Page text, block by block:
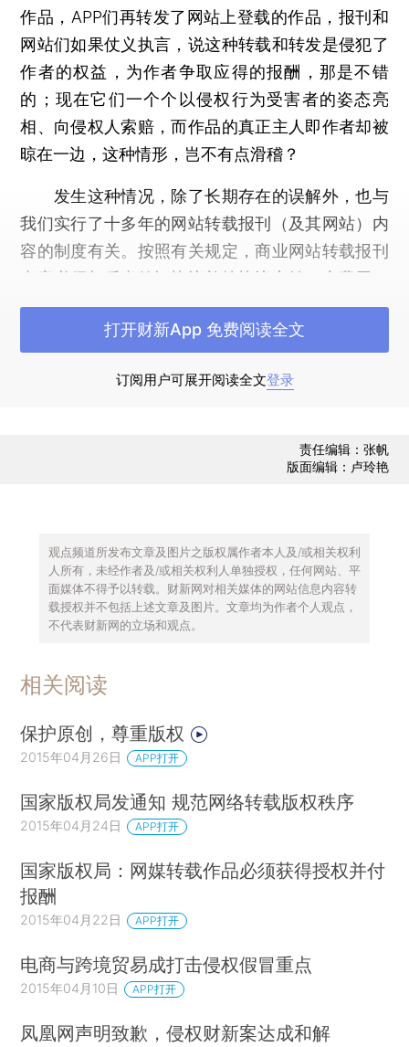
作品，APP们再转发了网站上登载的作品，报刊和
网站们如果仗义执言，说这种转载和转发是侵犯了
作者的权益，为作者争取应得的报酬，那是不错
的；现在它们一个个以侵权行为受害者的姿态亮
相、向侵权人索赔，而作品的真正主人即作者却被
晾在一边，这种情形，岂不有点滑稽？
发生这种情况，除了长期存在的误解外，也与
我们实行了十多年的网站转载报刊（及其网站）内
容的制度有关。按照有关规定，商业网站转载报刊
内容必须与后者签订协议并按协议交纳一定费用，
但是有关规定没有说明必须区分不同内容的版权归
属，对于版权属于作者的作品，应该另行征得他们
归他们所有，就这样一揽子地为报刊新辟了一条“创
费用，视为自己“知识产权”的合法收入，作者诸君
有谁从报刊获得的转载费用中分享了一盅羹呢？反
载版权秩序的通知》，有望结束这种乱象。
《通知》明确指出：“报刊单位与互联网媒体、
互联网媒体之间相互转载已经发表的作品，……应
《著作权法》的规定，显示现在报刊及其网站不加
子许可网站转载并收取费用的做法并不恰当。
刊与作者订立许可使用合同。按照《通知》，这适
的作品。至今报刊刊登外来作者的作品不签订书面
许可合同，这是因为报刊发表作品只是一次性使
用，这种使用的权利和义务关系十分简单，通过口
头约定即可明确，合同法承认口头合同的法律效
力。换句话说，没有书面合同的许可发表就是默认
以不同方式多次使用，订立书面合同就成为必要，
订阅用户可展开阅读全文登录
打开财新App 免费阅读全文
责任编辑：张帆
版面编辑：卢玲艳
观点频道所发布文章及图片之版权属作者本人及/或相关权利
人所有，未经作者及/或相关权利人单独授权，任何网站、平
面媒体不得予以转载。财新网对相关媒体的网站信息内容转
载授权并不包括上述文章及图片。文章均为作者个人观点，
不代表财新网的立场和观点。
相关阅读
保护原创，尊重版权
2015年04月26日 APP打开
国家版权局发通知 规范网络转载版权秩序
2015年04月24日 APP打开
国家版权局：网媒转载作品必须获得授权并付
报酬
2015年04月22日 APP打开
电商与跨境贸易成打击侵权假冒重点
2015年04月10日 APP打开
凤凰网声明致歉，侵权财新案达成和解